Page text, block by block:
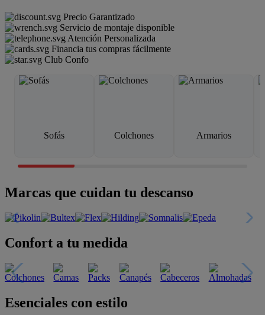
Precio Garantizado
Servicio de montaje disponible
Atención Personalizada
Financia tus compras fácilmente
Club Confo
Sofás Colchones Armarios
Marcas que cuidan tu descanso
Confort a tu medida
Esenciales con estilo